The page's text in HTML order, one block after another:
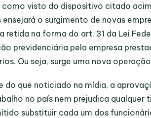
visto do dispositivo citado
o surgimento de novas
retida na forma do art. 31 da Lei
previdenciária pela empresa
Ou seja, surge uma nova
do que noticiado na mídia, a
no país nem prejudica
substituir cada um dos